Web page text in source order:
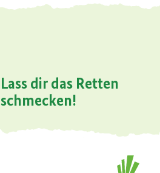
Lass dir das Retten
schmecken!